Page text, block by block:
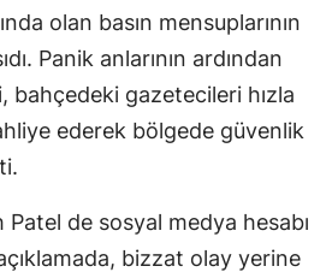
olan basın mensuplarının
Panik anlarının ardından
bahçedeki gazetecileri hızla
ederek bölgede güvenlik
de sosyal medya hesabı
bizzat olay yerine